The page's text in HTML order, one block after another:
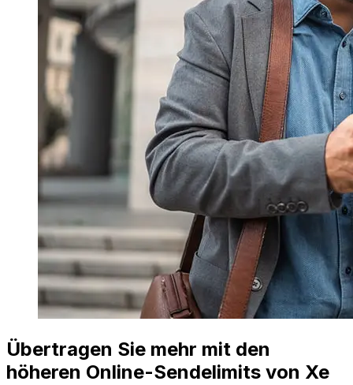
Übertragen Sie mehr mit den
höheren Online-Sendelimits von Xe